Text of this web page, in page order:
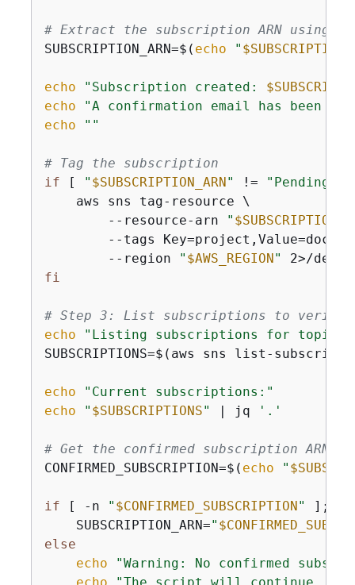
# Extract the subscription ARN using jq
SUBSCRIPTION_ARN=$( echo "
echo "Subscription created:
echo
"A confirmation email has been
echo
""
# Tag the subscription
if [ " $SUBSCRIPTION_ARN" !=
    aws sns tag-resource \
        --resource-arn
"
--tags Key=project,Value=doc-
        --region
" $AWS_REGION"
2>/
fi
# Step 3: List subscriptions to verify
echo
"Listing subscriptions for topic:
SUBSCRIPTIONS=$(aws sns list-
echo
"Current subscriptions:"
echo
" $SUBSCRIPTIONS" | jq '.'
# Get the confirmed subscription ARN
CONFIRMED_SUBSCRIPTION=$( echo "
if [ -n " $CONFIRMED_SUBSCRIPTION" ];
    SUBSCRIPTION_ARN=
"
else
echo
"Warning: No confirmed